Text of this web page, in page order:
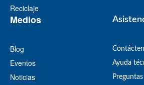
Reciclaje
Medios
Blog
Eventos
Noticias
Ayuda